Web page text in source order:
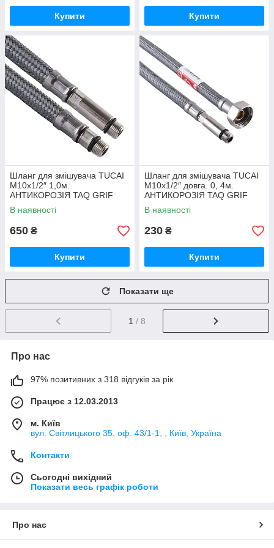
Купити Купити
Шланг для змішувача TUCAI
М10х1/2″ 1,0м.
АНТИКОРОЗІЯ TAQ GRIF
AСB 206223 ПАРА
В наявності
650 ₴
Купити
Шланг для змішувача TUCAI
М10х1/2″ довга. 0, 4м.
АНТИКОРОЗІЯ TAQ GRIF
ACB 204466
В наявності
230 ₴
Купити
Показати ще
1 / 8
Про нас
97% позитивних з 318 відгуків за рік
Працює з 12.03.2013
м. Київ
вул. Світлицького 35, оф. 43/1-1, , Київ, Україна
Контакти
Сьогодні вихідний
Показати весь графік роботи
Про нас